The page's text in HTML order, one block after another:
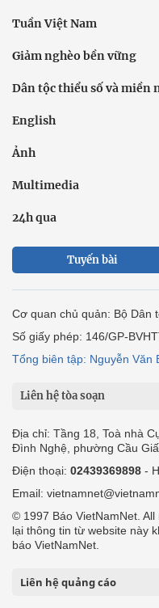
Tuần Việt Nam
Giảm nghèo bền vững
Dân tộc thiểu số và miền
English
Ảnh
Multimedia
24h qua
Tuyến bài
Cơ quan chủ quản: Bộ Dân
Số giấy phép: 146/GP-
Tổng biên tập: Nguyễn Văn
Liên hệ tòa soạn
Địa chỉ: Tầng 18, Toà nhà
Đình Nghệ, phường Cầu
Điện thoại: 02439369898 -
Email:
© 1997 Báo VietNamNet.
lại thông tin từ website này
báo VietNamNet.
Liên hệ quảng cáo